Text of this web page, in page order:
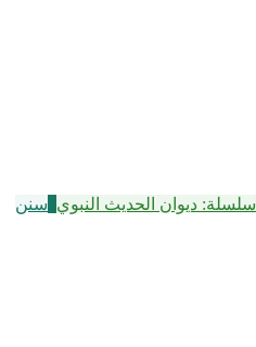
سلسلة: ديوان الحديث النبوي سنن